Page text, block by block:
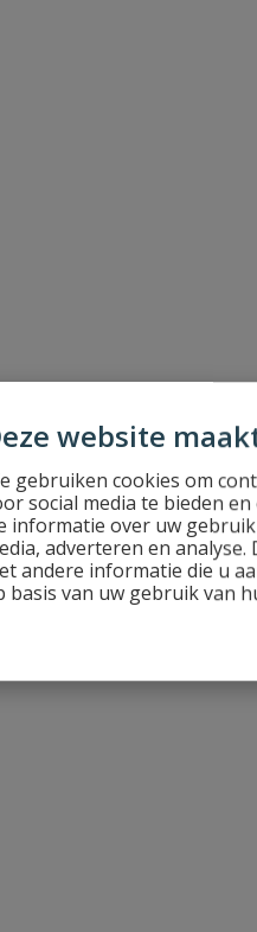
website
gebruiken cookies om
social media te bieden
informatie over uw
adverteren en
andere informatie die u
basis van uw gebruik van